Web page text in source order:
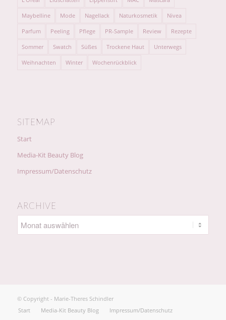
Maybelline Mode Nagellack Naturkosmetik Nivea
Parfum Peeling Pflege PR-Sample Review Rezepte
Sommer Swatch Süßes Trockene Haut Unterwegs
Weihnachten Winter Wochenrückblick
SITEMAP
Start
Media-Kit Beauty Blog
Impressum/Datenschutz
ARCHIVE
© Copyright - Marie-Theres Schindler
Start
Media-Kit Beauty Blog Impressum/Datenschutz